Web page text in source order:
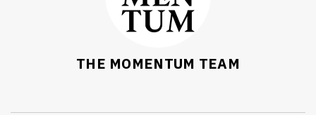
THE MOMENTUM TEAM